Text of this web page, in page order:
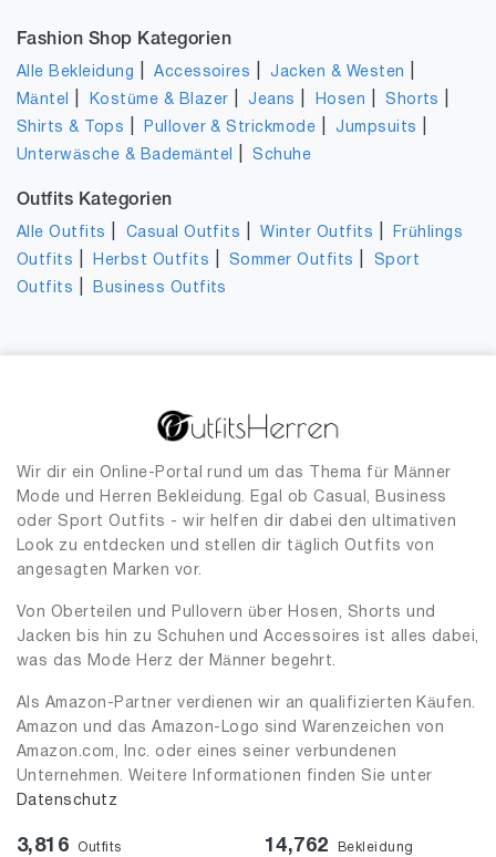
Fashion Shop Kategorien
Alle Bekleidung |Accessoires |Jacken & Westen
Mäntel Kostüme & Blazer |Jeans Hosen |Shorts
Shirts & Tops Pullover & Strickmode |Jumpsuits
Unterwäsche & Bademäntel |Schuhe
Outfits Kategorien
Alle Outfits Casual Outfits |Winter Outfits
Frühlings
Outfits
Herbst Outfits Sommer Outfits
Sport
Outfits
Business Outfits
Wir dir ein Online-Portal rund um das Thema für Männer
Mode und Herren Bekleidung. Egal ob Casual, Business
oder Sport Outfits - wir helfen dir dabei den ultimativen
Look zu entdecken und stellen dir täglich Outfits von
angesagten Marken vor.
Von Oberteilen und Pullovern über Hosen, Shorts und
Jacken bis hin zu Schuhen und Accessoires ist alles dabei,
was das Mode Herz der Männer begehrt.
Als Amazon-Partner verdienen wir an qualifizierten Käufen.
Amazon und das Amazon-Logo sind Warenzeichen von
Amazon.com, Inc. oder eines seiner verbundenen
Unternehmen. Weitere Informationen finden Sie unter
Datenschutz
3,816 Outfits 14,762 Bekleidung